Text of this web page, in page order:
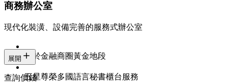
商務辦公室
現代化裝潢、設備完善的服務式辦公室
位於金融商圈黃金地段
五星尊榮多國語言秘書櫃台服務
展開
查詢價錢